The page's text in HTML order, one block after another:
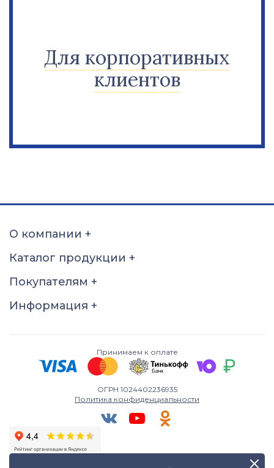
Для корпоративных
клиентов
О компании +
Каталог продукции +
Покупателям +
Информация +
Принимаем к оплате
ОГРН 1024402236935
Политика конфиденциальности